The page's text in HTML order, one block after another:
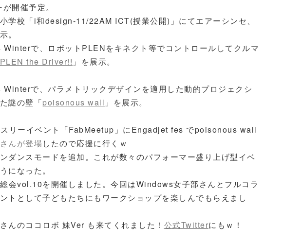
開催予定。
学校「i和design-11/22AM ICT(授業公開)」にてエアーシンセ、
。
で、ロボットPLENをキネクト等でコントロールしてクルマ
PLEN the Driver!! 」を展示。
で、パラメトリックデザインを適用した動的プロジェクシ
謎の壁「poisonous wall 」を展示。
リーイベント「FabMeetup」にEngadjet fes でpoisonous wall
んが登場したので応援に行くｗ
ダンスモードを追加。これが数々のパフォーマー盛り上げ型イベ
になった。
会vol.10を開催しました。今回はWindows女子部さんとフルコラ
トとして子どもたちにもワークショップを楽しんでもらえまし
んのココロボ 妹Ver も来てくれました！ 公式Twitterにもｗ！